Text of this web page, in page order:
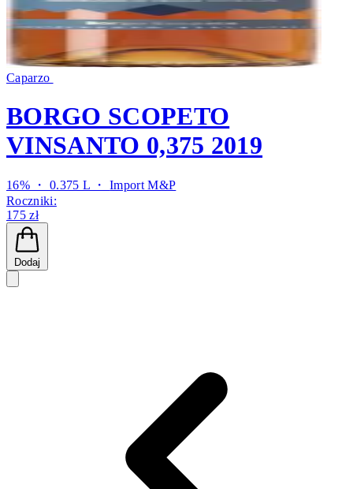
Caparzo
BORGO SCOPETO
VINSANTO 0,375 2019
16% ・ 0.375 L ・Import M&P
Roczniki:
175 zł
Dodaj